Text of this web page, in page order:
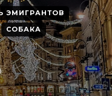
ЭМИГРАНТОВ
СОБАКА